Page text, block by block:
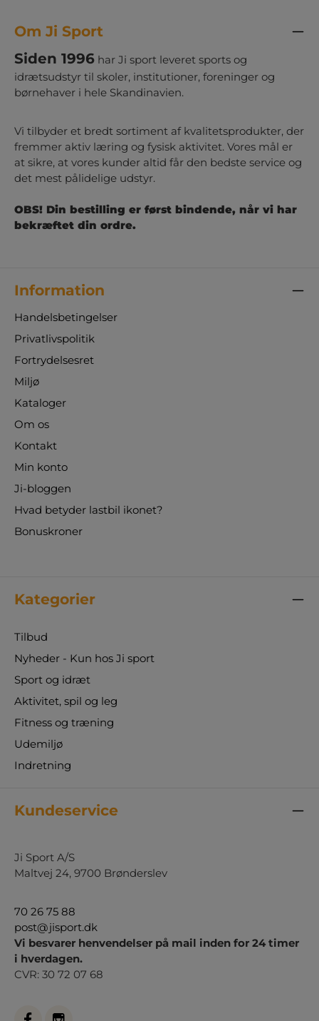
Om Ji Sport
Siden 1996 har Ji sport leveret sports og
idrætsudstyr til skoler, institutioner, foreninger og
børnehaver i hele Skandinavien.
Vi tilbyder et bredt sortiment af kvalitetsprodukter, der
fremmer aktiv læring og fysisk aktivitet. Vores mål er
at sikre, at vores kunder altid får den bedste service og
det mest pålidelige udstyr.
OBS! Din bestilling er først bindende, når vi har
bekræftet din ordre.
Information
Handelsbetingelser
Privatlivspolitik
Fortrydelsesret
Miljø
Kataloger
Om os
Kontakt
Min konto
Ji-bloggen
Hvad betyder lastbil ikonet?
Bonuskroner
Kategorier
Tilbud
Nyheder - Kun hos Ji sport
Sport og idræt
Aktivitet, spil og leg
Fitness og træning
Udemiljø
Indretning
Kundeservice
Ji Sport A/S
Maltvej 24, 9700 Brønderslev
70 26 75 88
post@jisport.dk
Vi besvarer henvendelser på mail inden for 24 timer
i hverdagen.
CVR: 30 72 07 68